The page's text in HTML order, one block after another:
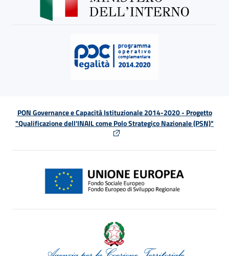
PON Governance e Capacità Istituzionale 2014-2020 - Progetto
"Qualificazione dell'INAIL come Polo Strategico Nazionale (PSN)"